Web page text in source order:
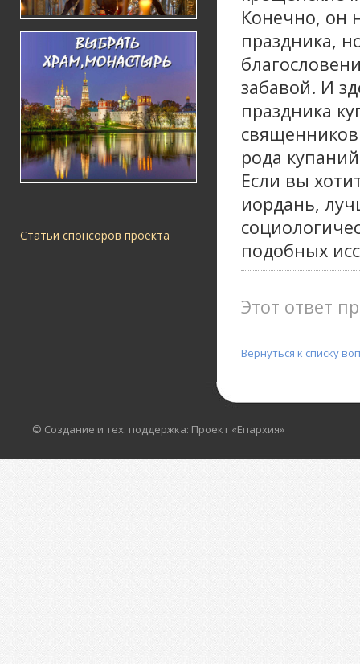
Статьи спонсоров проекта
Конечно, он
праздника,
забавой. И
праздника
рода
Если вы
иордань,
подобных
Этот ответ
Вернуться к списку
© Создание и тех. поддержка: Проект «Епархия»